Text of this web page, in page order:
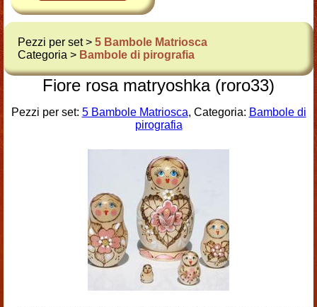
Pezzi per set > 5 Bambole Matriosca
Categoria > Bambole di pirografia
Fiore rosa matryoshka (roro33)
Pezzi per set: 5 Bambole Matriosca, Categoria: Bambole di
pirografia